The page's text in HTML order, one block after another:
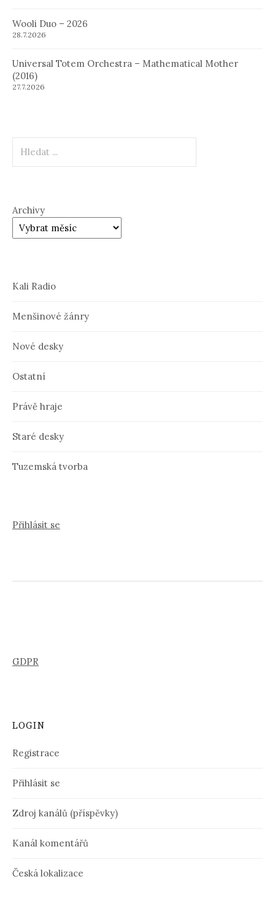
Wooli Duo – 2026
28.7.2026
Universal Totem Orchestra – Mathematical Mother
(2016)
27.7.2026
Archivy
Kali Radio
Menšinové žánry
Nové desky
Ostatní
Právě hraje
Staré desky
Tuzemská tvorba
Přihlásit se
GDPR
LOGIN
Registrace
Přihlásit se
Zdroj kanálů (příspěvky)
Kanál komentářů
Česká lokalizace